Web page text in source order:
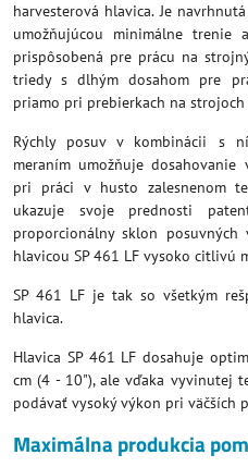
harvesterová hlavica. Je
umožňujúcou minimálne trenie
prispôsobená pre prácu na
triedy s dlhým dosahom pre
priamo pri prebierkach na
Rýchly posuv v kombinácii s
meraním umožňuje
pri práci v husto zalesnenom
ukazuje svoje prednosti
proporcionálny sklon
hlavicou SP 461 LF vysoko citlivú
SP 461 LF je tak so všetkým
hlavica.
Hlavica SP 461 LF dosahuje
cm (4 - 10"), ale vďaka vyvinutej
podávať vysoký výkon pri väčších
Maximálna produkcia